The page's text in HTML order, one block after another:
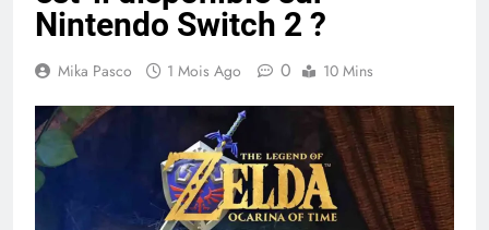
Nintendo Switch 2 ?
Mika Pasco 1 Mois Ago 0 10 Mins